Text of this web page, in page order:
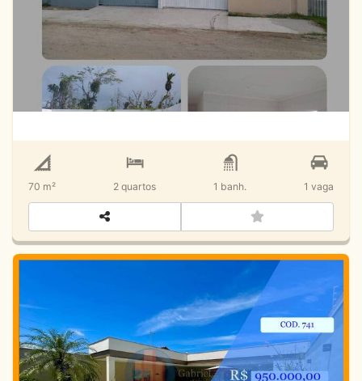
Características:
Destaques:
Venda
Loteamento Estância Mirante de Caraguatatuba
70 m² 2 quartos 1 banh. 1 vaga
Casa com piscina_Cidade Jardim-
Caraguatatuba SP